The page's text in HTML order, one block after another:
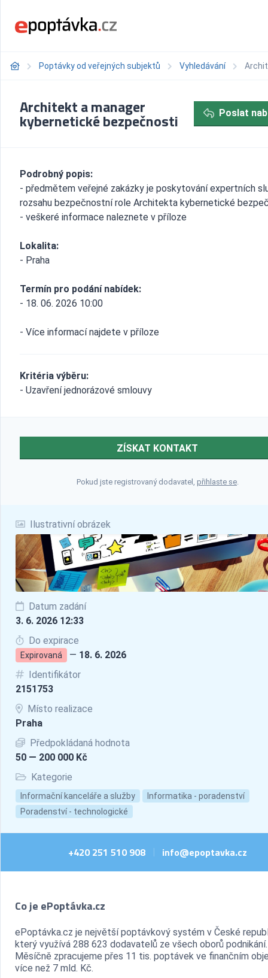
Poptávky od veřejných subjektů Vyhledávání
Ilustrativní obrázek
Datum zadání
3. 6. 2026 12:33
Do expirace
Expirovaná — 18. 6. 2026
Identifikátor
2151753
Místo realizace
Praha
Předpokládaná hodnota
50 — 200 000 Kč
Kategorie
Informační kanceláře a služby
Informatika - poradenství
Poradenství - technologické
Architekt a manager
kybernetické bezpečnosti Poslat
Podrobný popis:
- předmětem veřejné zakázky je poskytování expertních
rozsahu bezpečnostní role Architekta kybernetické
- veškeré informace naleznete v příloze
Lokalita:
- Praha
Termín pro podání nabídek:
- 18. 06. 2026 10:00
- Více informací najdete v příloze
Kritéria výběru:
- Uzavření jednorázové smlouvy
ZÍSKAT KONTAKT
Pokud jste registrovaný dodavatel, přihlaste se.
+420 251 510 908 | info@epoptavka.cz
Co je ePoptávka.cz
ePoptávka.cz je největší poptávkový systém v České
který využívá 288 623 dodavatelů ze všech oborů podnikání.
Měsíčně zpracujeme přes 11 tis. poptávek ve finančním
více než 7 mld. Kč.